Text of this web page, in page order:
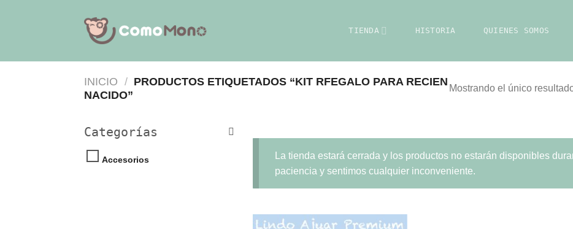
TIENDA HISTORIA QUIENES SOMOS
INICIO / PRODUCTOS ETIQUETADOS “KIT RFEGALO PARA RECIEN
NACIDO”
Mostrando el único
Categorías
Accesorios
La tienda estará cerrada y los productos no estarán disponibles
paciencia y sentimos cualquier inconveniente.